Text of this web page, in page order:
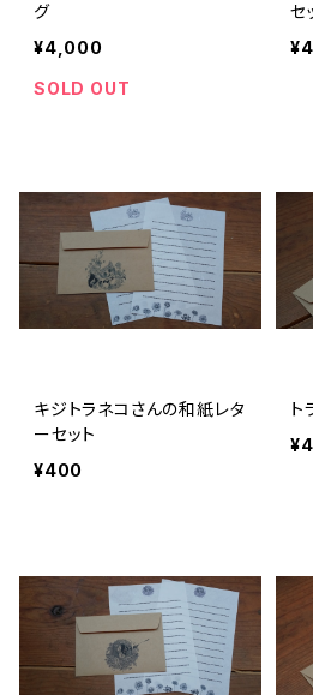
グ
¥4,000
SOLD OUT
セ
キジトラネコさんの和紙レタ
ーセット
¥400
ト